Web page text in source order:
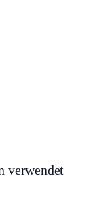
verwendet